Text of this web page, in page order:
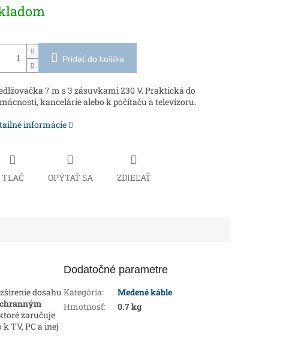
Pridať do košíka
7 m s 3 zásuvkami 230 V. Praktická do
kancelárie alebo k počítaču a televízoru.
informácie
TLAČ OPÝTAŤ SA ZDIEĽAŤ
dosahu
zaručuje
TV, PC a inej
Dodatočné parametre
Kategória:
Medené káble
Hmotnosť: 0.7 kg